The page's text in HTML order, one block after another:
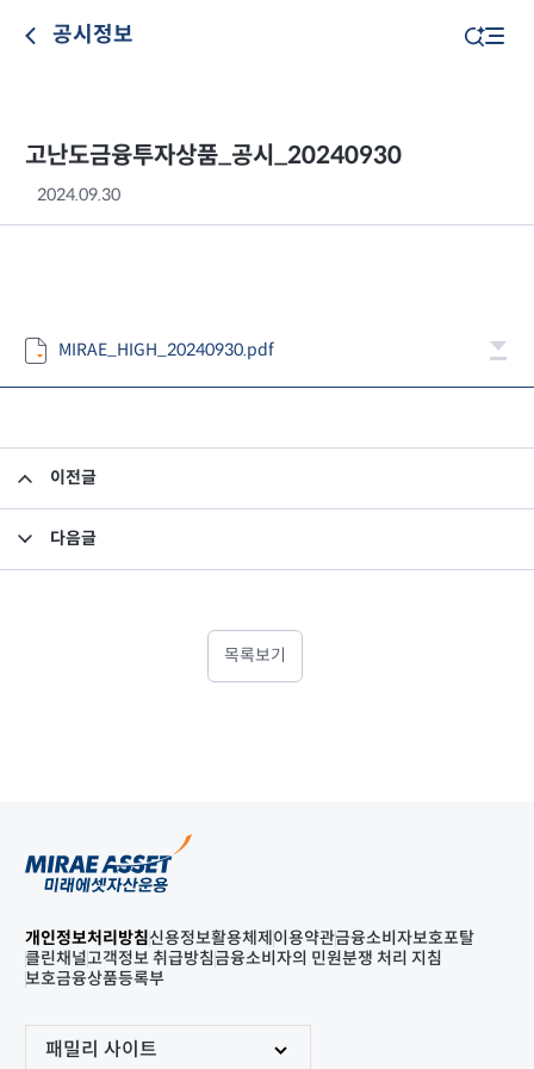
공시정보
고난도금융투자상품_공시_20240930
2024.09.30
MIRAE_HIGH_20240930.pdf
이전글
다음글
목록보기
개인정보처리방침신용정보활용체제 이용약관금융소비자보호포탈
클린채널고객정보 취급방침금융소비자의 민원분쟁 처리 지침
보호금융상품등록부
패밀리 사이트